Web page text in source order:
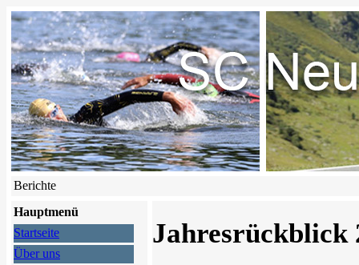
Berichte
Hauptmenü
Startseite
Über uns
Jahresrückblick